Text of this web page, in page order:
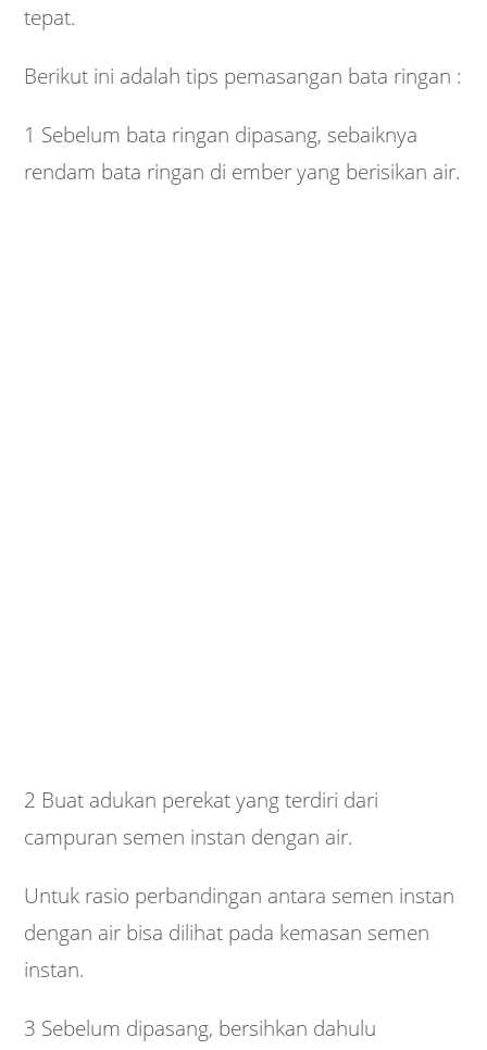
tepat.
Berikut ini adalah tips pemasangan bata ringan :
1 Sebelum bata ringan dipasang, sebaiknya
rendam bata ringan di ember yang berisikan air.
2 Buat adukan perekat yang terdiri dari
campuran semen instan dengan air.
Untuk rasio perbandingan antara semen instan
dengan air bisa dilihat pada kemasan semen
instan.
3 Sebelum dipasang, bersihkan dahulu